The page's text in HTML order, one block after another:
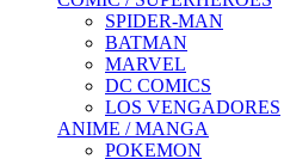
SPIDER-MAN
BATMAN
MARVEL
DC COMICS
LOS VENGADORES
ANIME / MANGA
POKEMON